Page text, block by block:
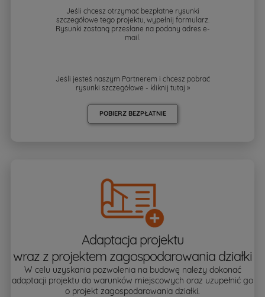
Jeśli chcesz otrzymać bezpłatne rysunki
szczegółowe tego projektu, wypełnij formularz.
Rysunki zostaną przesłane na podany adres e-
mail.
Jeśli jesteś naszym Partnerem i chcesz pobrać
rysunki szczegółowe - kliknij tutaj »
POBIERZ BEZPŁATNIE
Adaptacja projektu
wraz z projektem zagospodarowania działki
W celu uzyskania pozwolenia na budowę należy dokonać
adaptacji projektu do warunków miejscowych oraz uzupełnić go
o projekt zagospodarowania działki.